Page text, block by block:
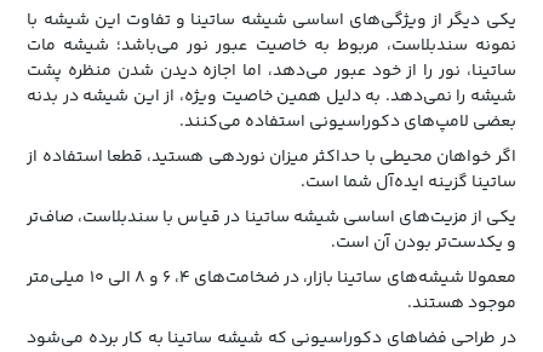
یکی دیگر از ویژگی‌های اساسی شیشه ساتینا و تفاوت این شیشه با
نمونه سندبلاست، مربوط به خاصیت عبور نور می‌باشد؛ شیشه مات
ساتینا، نور را از خود عبور می‌دهد، اما اجازه دیدن شدن منظره‌ پشت
شیشه را نمی‌دهد. به دلیل همین خاصیت ویژه، از این شیشه در بدنه
بعضی لامپ‌های دکوراسیونی استفاده می‌کنند.
اگر خواهان محیطی با حداکثر میزان نوردهی هستید، قطعا استفاده از
ساتینا گزینه ایده‌آل شما است.
یکی از مزیت‌های اساسی شیشه ساتینا در قیاس با سندبلاست، صاف‌تر
و یکدست‌تر بودن آن است.
معمولا شیشه‌های ساتینا بازار، در ضخامت‌های ۴، ۶ و ۸ الی ۱۰ میلی‌متر
موجود هستند.
در طراحی فضاهای دکوراسیونی که شیشه ساتینا به کار برده می‌شود